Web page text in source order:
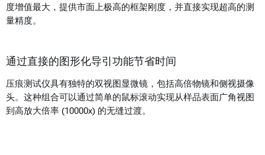
度增值最大，提供市面上极高的框架刚度，并直接实现超高的测
量精度。
通过直接的图形化导引功能节省时间
压痕测试仪具有独特的双视图显微镜，包括高倍物镜和侧视摄像
头。这种组合可以通过简单的鼠标滚动实现从样品表面广角视图
到高放大倍率 (10000x) 的无缝过渡。